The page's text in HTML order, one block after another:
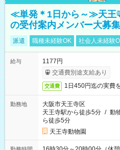
≪単発＊1日から～≫天王
の受付案内メンバー大募集
派遣 職種未経験OK 社会人未経験
給与
1177円
交通費別途支給あり
交通費 1日450円迄の実費
勤務地
大阪市天王寺区
天王寺駅から徒歩5分 / 動
ら徒歩5分
天王寺動物園